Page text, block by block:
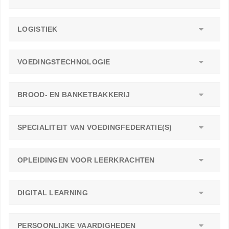
LOGISTIEK
VOEDINGSTECHNOLOGIE
BROOD- EN BANKETBAKKERIJ
SPECIALITEIT VAN VOEDINGFEDERATIE(S)
OPLEIDINGEN VOOR LEERKRACHTEN
DIGITAL LEARNING
PERSOONLIJKE VAARDIGHEDEN